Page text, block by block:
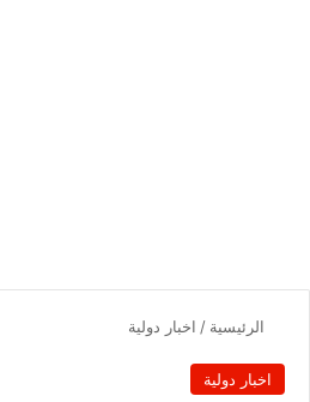
الرئيسية / اخبار دولية
اخبار دولية